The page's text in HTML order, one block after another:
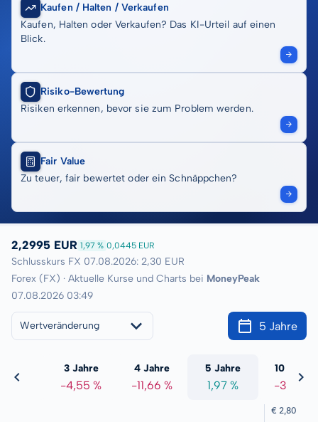
Kaufen / Halten / Verkaufen
Kaufen, Halten oder Verkaufen? Das KI-Urteil auf einen
Blick.
Risiko-Bewertung
Risiken erkennen, bevor sie zum Problem werden.
Fair Value
Zu teuer, fair bewertet oder ein Schnäppchen?
2,2995 EUR 1,97 % 0,0445 EUR
Schlusskurs FX 07.08.2026: 2,30 EUR
Forex (FX) · Aktuelle Kurse und Charts bei MoneyPeak
07.08.2026 03:49
Wertveränderung 5 Jahre
%
3 Jahre
-4,55 %
4 Jahre
-11,66 %
5 Jahre
1,97 %
10 Jahre
-3,79 %